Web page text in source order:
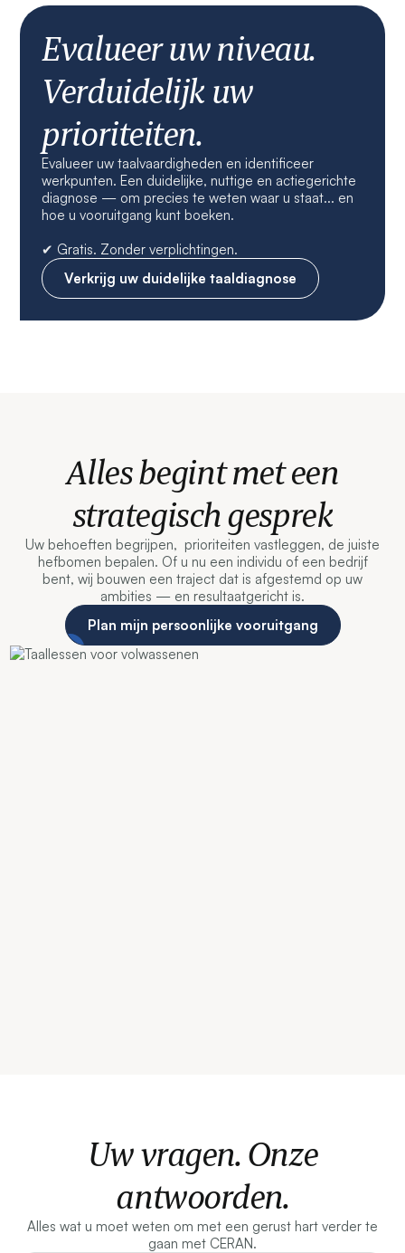
Evalueer uw niveau.
Verduidelijk uw
prioriteiten.
Evalueer uw taalvaardigheden en identificeer
werkpunten. Een duidelijke, nuttige en actiegerichte
diagnose — om precies te weten waar u staat... en
hoe u vooruitgang kunt boeken.
✔ Gratis. Zonder verplichtingen.
Verkrijg uw duidelijke taaldiagnose
Alles begint met een
strategisch gesprek
Uw behoeften begrijpen, prioriteiten vastleggen, de juiste
hefbomen bepalen. Of u nu een individu of een bedrijf
bent, wij bouwen een traject dat is afgestemd op uw
ambities — en resultaatgericht is.
Plan mijn persoonlijke vooruitgang
Uw vragen. Onze
antwoorden.
Alles wat u moet weten om met een gerust hart verder te
gaan met CERAN.